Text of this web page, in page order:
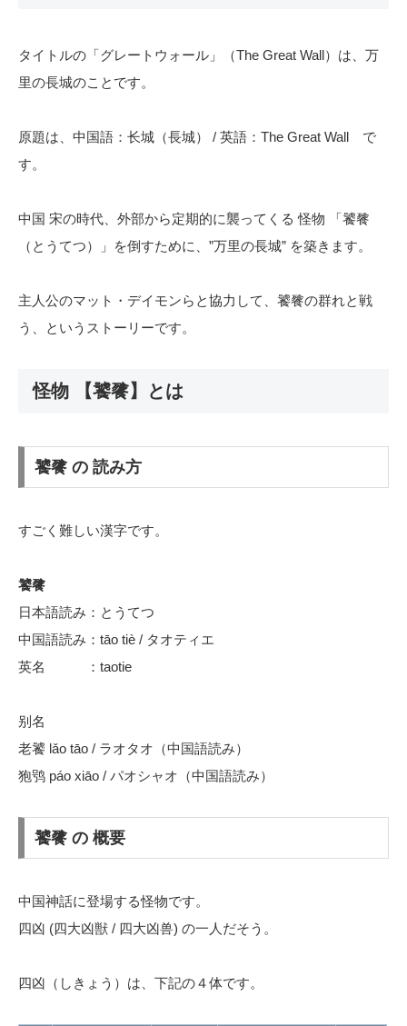
タイトルの「グレートウォール」（The Great Wall）は、万
里の長城のことです。
原題は、中国語：长城（長城） / 英語：The Great Wall で
す。
中国 宋の時代、外部から定期的に襲ってくる 怪物 「饕餮
（とうてつ）」を倒すために、”万里の長城” を築きます。
主人公のマット・デイモンらと協力して、饕餮の群れと戦
う、というストーリーです。
怪物 【饕餮】とは
饕餮 の 読み方
すごく難しい漢字です。
饕餮
日本語読み：とうてつ
中国語読み：tāo tiè / タオティエ
英名 ：taotie
别名
老饕 lǎo tāo / ラオタオ（中国語読み）
狍鸮 páo xiāo / パオシャオ（中国語読み）
饕餮 の 概要
中国神話に登場する怪物です。
四凶 (四大凶獣 / 四大凶兽) の一人だそう。
四凶（しきょう）は、下記の４体です。